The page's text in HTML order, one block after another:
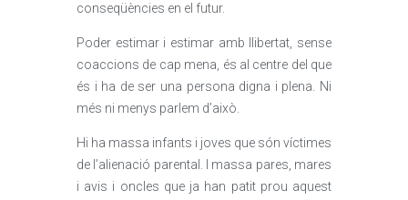
conseqüències en el futur.
Poder estimar i estimar amb llibertat, sense
coaccions de cap mena, és al centre del que
és i ha de ser una persona digna i plena. Ni
més ni menys parlem d’això.
Hi ha massa infants i joves que són víctimes
de l’alienació parental. I massa pares, mares
i avis i oncles que ja han patit prou aquest